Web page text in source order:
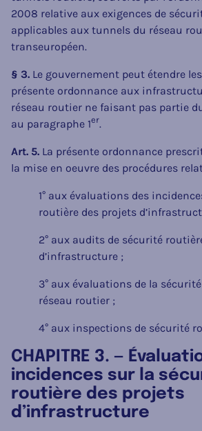
2008 relative aux exigences de
applicables aux tunnels du réseau
transeuropéen.
§ 3. Le gouvernement peut étendre
présente ordonnance aux
réseau routier ne faisant pas partie
au paragraphe 1er.
Art. 5. La présente ordonnance
la mise en oeuvre des procédures
1° aux évaluations des
routière des projets
2° aux audits de sécurité
d’infrastructure ;
3° aux évaluations de la sécurité
réseau routier ;
4° aux inspections de sécurité
CHAPITRE 3. —
incidences sur la
routière des projets
d’infrastructure